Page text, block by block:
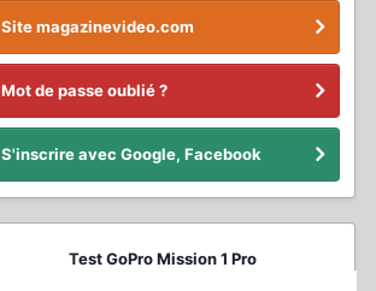
Site magazinevideo.com
Mot de passe oublié ?
S'inscrire avec Google, Facebook
Test GoPro Mission 1 Pro